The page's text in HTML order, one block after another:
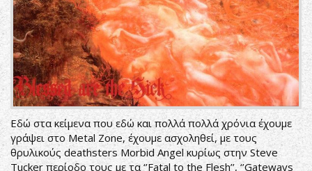
Εδώ στα κείμενα που εδώ και πολλά πολλά χρόνια έχουμε
γράψει στο Metal Zone, έχουμε ασχοληθεί, με τους
θρυλικούς deathsters Morbid Angel κυρίως στην Steve
Tucker περίοδο τους με τα ‘’Fatal to the Flesh’’, ‘’Gateways